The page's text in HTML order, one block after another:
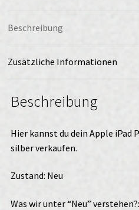
Beschreibung
Zusätzliche Informationen
Beschreibung
Hier kannst du dein Apple iPad
silber verkaufen.
Zustand: Neu
Was wir unter “Neu” verstehen?: